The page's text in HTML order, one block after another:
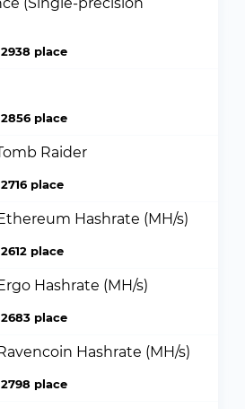
2938 place
2856 place
Raider
2716 place
Hashrate (MH/s)
2612 place
Hashrate (MH/s)
2683 place
Hashrate (MH/s)
2798 place